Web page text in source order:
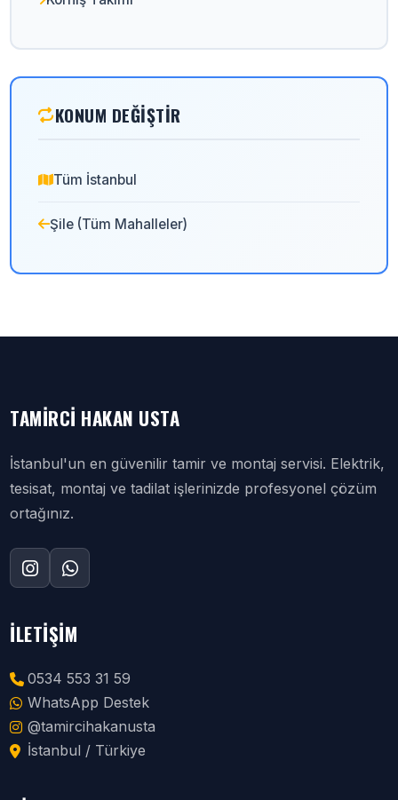
KONUM DEĞIŞTIR
Tüm İstanbul
Şile (Tüm Mahalleler)
TAMIRCI HAKAN USTA
İstanbul'un en güvenilir tamir ve montaj servisi. Elektrik,
tesisat, montaj ve tadilat işlerinizde profesyonel çözüm
ortağınız.
İLETIŞIM
0534 553 31 59
WhatsApp Destek
@tamircihakanusta
İstanbul / Türkiye